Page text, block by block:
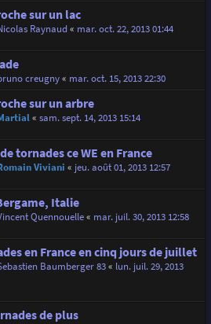
sur un lac
Raynaud« mar. oct. 22, 2013 01:44
creugny« mar. oct. 15, 2013 22:30
sur un arbre
« sam. sept. 14, 2013 15:14
tornades ce WE en France
Viviani « jeu. août 01, 2013 12:57
Italie
Quennouelle« mar. juil. 30, 2013 12:58
en France en cinq jours de juillet
Baumberger 83« lun. juil. 29, 2013
de plus